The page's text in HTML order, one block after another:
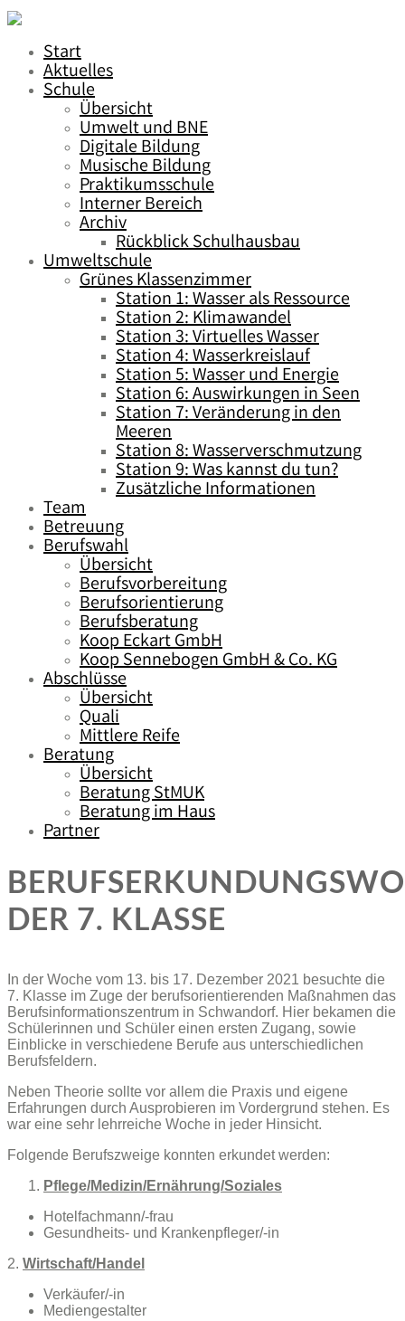
Start
Aktuelles
Schule
Übersicht
Umwelt und BNE
Digitale Bildung
Musische Bildung
Praktikumsschule
Interner Bereich
Archiv
Rückblick Schulhausbau
Umweltschule
Grünes Klassenzimmer
Station 1: Wasser als Ressource
Station 2: Klimawandel
Station 3: Virtuelles Wasser
Station 4: Wasserkreislauf
Station 5: Wasser und Energie
Station 6: Auswirkungen in Seen
Station 7: Veränderung in den
Meeren
Station 8: Wasserverschmutzung
Station 9: Was kannst du tun?
Zusätzliche Informationen
Team
Betreuung
Berufswahl
Übersicht
Berufsvorbereitung
Berufsorientierung
Berufsberatung
Koop Eckart GmbH
Koop Sennebogen GmbH & Co. KG
Abschlüsse
Übersicht
Quali
Mittlere Reife
Beratung
Übersicht
Beratung StMUK
Beratung im Haus
Partner
DER 7. KLASSE
In der Woche vom 13. bis 17. Dezember 2021 besuchte die
7. Klasse im Zuge der berufsorientierenden Maßnahmen das
Berufsinformationszentrum in Schwandorf. Hier bekamen die
Schülerinnen und Schüler einen ersten Zugang, sowie
Einblicke in verschiedene Berufe aus unterschiedlichen
Berufsfeldern.
Neben Theorie sollte vor allem die Praxis und eigene
Erfahrungen durch Ausprobieren im Vordergrund stehen. Es
war eine sehr lehrreiche Woche in jeder Hinsicht.
Folgende Berufszweige konnten erkundet werden:
Pflege/Medizin/Ernährung/Soziales
Hotelfachmann/-frau
Gesundheits- und Krankenpfleger/-in
2. Wirtschaft/Handel
Verkäufer/-in
Mediengestalter